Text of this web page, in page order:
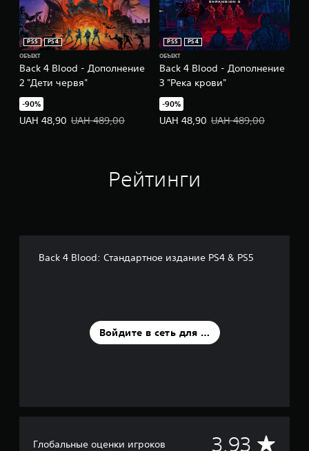
Back 4 Blood - Дополнение
2 "Дети червя"
PS5
PS4
ОБЪЕКТ
-90%
UAH 48,90
Цена предложения: UAH 48,90. Исходная цена: UAH 489,00.
UAH 489,00
Back 4 Blood - Дополнение
3 "Река крови"
PS5
PS4
ОБЪЕКТ
-90%
UAH 48,90
Цена предложения: UAH
UAH 489,00
Рейтинги
Back 4 Blood: Стандартное издание PS4 & PS5
Войдите в сеть для оценки
Глобальные оценки игроков 3.93 С